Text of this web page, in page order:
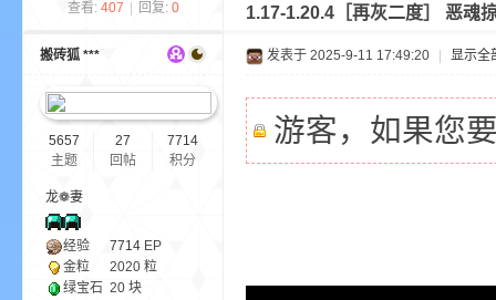
查看: 407 回复: 0 1.17-1.20.4［再灰二度］ 恶魂
搬砖狐 ***
5657
主题
27
回帖
7714
积分
龙❁妻
经验 7714 EP
金粒
2020 粒
绿宝石 20 块
发表于 2025-9-11 17:49:20 显示全
游客，如果您